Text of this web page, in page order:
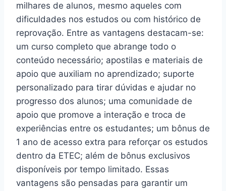
milhares de alunos, mesmo aqueles com
dificuldades nos estudos ou com histórico de
reprovação. Entre as vantagens destacam-se:
um curso completo que abrange todo o
conteúdo necessário; apostilas e materiais de
apoio que auxiliam no aprendizado; suporte
personalizado para tirar dúvidas e ajudar no
progresso dos alunos; uma comunidade de
apoio que promove a interação e troca de
experiências entre os estudantes; um bônus de
1 ano de acesso extra para reforçar os estudos
dentro da ETEC; além de bônus exclusivos
disponíveis por tempo limitado. Essas
vantagens são pensadas para garantir um